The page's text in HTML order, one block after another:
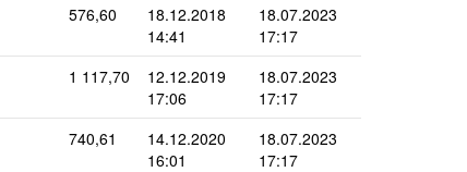
576,60
18.12.2018
14:41
18.07.2023
17:17
1 117,70
12.12.2019
17:06
18.07.2023
17:17
740,61
14.12.2020
16:01
18.07.2023
17:17